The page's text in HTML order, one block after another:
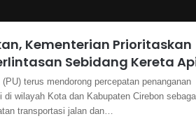
Kementerian Prioritaskan
Sebidang Kereta
terus mendorong percepatan penanganan
di wilayah Kota dan Kabupaten Cirebon
transportasi jalan dan…